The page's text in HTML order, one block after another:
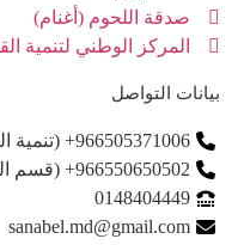
صدقة اللحوم (أغنام)
المركز الوطني لتنمية
بيانات التواصل
966505371006+​ (تنمية المجتمع)
966550650502+​ (قسم التبرعات)
0148404449
sanabel.md@gmail.com